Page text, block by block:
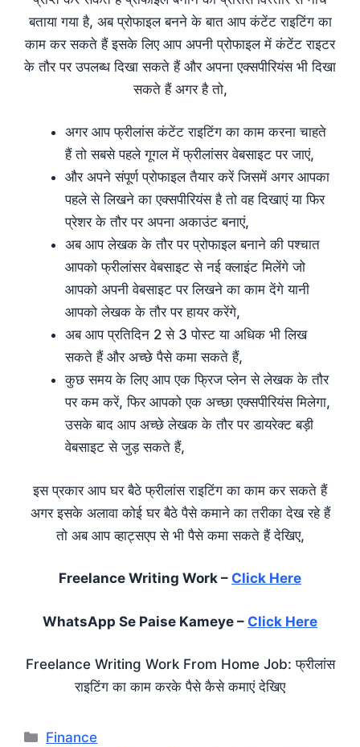
बताया गया है, अब प्रोफाइल बनने के बात आप कंटेंट राइटिंग का
काम कर सकते हैं इसके लिए आप अपनी प्रोफाइल में कंटेंट राइटर
के तौर पर उपलब्ध दिखा सकते हैं और अपना एक्सपीरियंस भी दिखा
सकते हैं अगर है तो,
अगर आप फ्रीलांस कंटेंट राइटिंग का काम करना चाहते
हैं तो सबसे पहले गूगल में फ्रीलांसर वेबसाइट पर जाएं,
और अपने संपूर्ण प्रोफाइल तैयार करें जिसमें अगर आपका
पहले से लिखने का एक्सपीरियंस है तो वह दिखाएं या फिर
प्रेशर के तौर पर अपना अकाउंट बनाएं,
अब आप लेखक के तौर पर प्रोफाइल बनाने की पश्चात
आपको फ्रीलांसर वेबसाइट से नई क्लाइंट मिलेंगे जो
आपको अपनी वेबसाइट पर लिखने का काम देंगे यानी
आपको लेखक के तौर पर हायर करेंगे,
अब आप प्रतिदिन 2 से 3 पोस्ट या अधिक भी लिख
सकते हैं और अच्छे पैसे कमा सकते हैं,
कुछ समय के लिए आप एक फ्रिज प्लेन से लेखक के तौर
पर कम करें, फिर आपको एक अच्छा एक्सपीरियंस मिलेगा,
उसके बाद आप अच्छे लेखक के तौर पर डायरेक्ट बड़ी
वेबसाइट से जुड़ सकते हैं,
इस प्रकार आप घर बैठे फ्रीलांस राइटिंग का काम कर सकते हैं
अगर इसके अलावा कोई घर बैठे पैसे कमाने का तरीका देख रहे हैं
तो अब आप व्हाट्सएप से भी पैसे कमा सकते हैं देखिए,
Freelance Writing Work – Click Here
WhatsApp Se Paise Kameye – Click Here
Freelance Writing Work From Home Job: फ्रीलांस
राइटिंग का काम करके पैसे कैसे कमाएं देखिए
Categories
Finance